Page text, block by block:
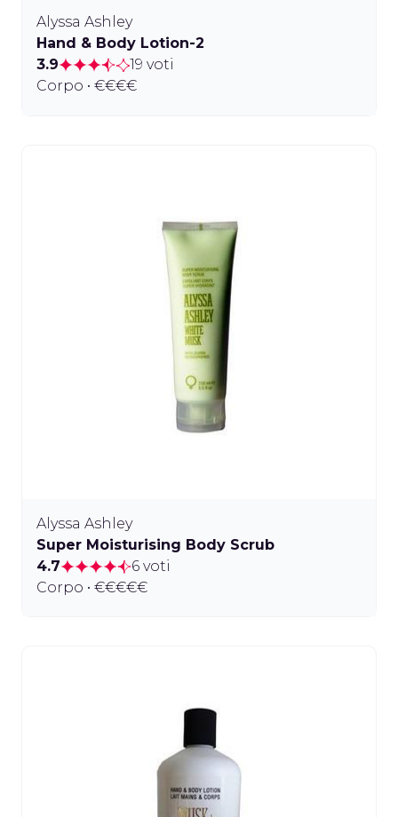
Alyssa Ashley
Hand & Body Lotion-2
3.9
19 voti
Corpo • €€€€
Alyssa Ashley
Super Moisturising Body Scrub
4.7
6 voti
Corpo • €€€€€